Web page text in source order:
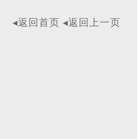
◂返回首页 ◂返回上一页